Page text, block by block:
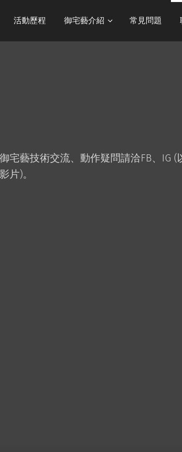
活動歷程 御宅藝介紹 常見問題
御宅藝技術交流、動作疑問請洽FB、IG (
影片)。